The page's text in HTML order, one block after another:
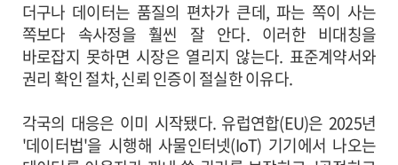
더구나 데이터는 품질의 편차가 큰데, 파는 쪽이 사는
쪽보다 속사정을 훨씬 잘 안다. 이러한 비대칭을
바로잡지 못하면 시장은 열리지 않는다. 표준계약서와
권리 확인 절차, 신뢰 인증이 절실한 이유다.
각국의 대응은 이미 시작됐다. 유럽연합(EU)은 2025년
'데이터법'을 시행해 사물인터넷(IoT) 기기에서 나오는